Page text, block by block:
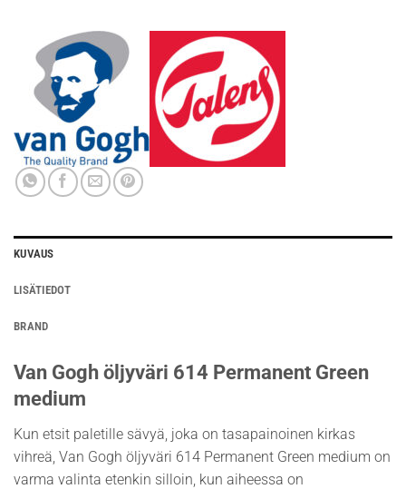
KUVAUS
LISÄTIEDOT
BRAND
Van Gogh öljyväri 614 Permanent Green
medium
Kun etsit paletille sävyä, joka on tasapainoinen kirkas
vihreä, Van Gogh öljyväri 614 Permanent Green medium on
varma valinta etenkin silloin, kun aiheessa on